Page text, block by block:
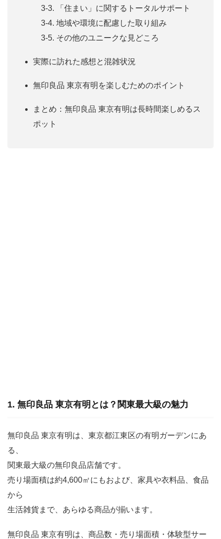
3-3. 「住まい」に関するトータルサポート
3-4. 地域や環境に配慮した取り組み
3-5. その他のユニークな見どころ
実際に訪れた感想と混雑状況
無印良品 東京有明を楽しむためのポイント
まとめ：無印良品 東京有明は長時間楽しめるス
ポット
1. 無印良品 東京有明とは？関東最大級の魅力
無印良品 東京有明は、東京都江東区の有明ガーデンにあ
る、
関東最大級の無印良品店舗です。
売り場面積は約4,600㎡にもおよび、家具や衣料品、食品
から
生活雑貨まで、あらゆる商品が揃います。
無印良品 東京有明は、商品数・売り場面積・体験型サー